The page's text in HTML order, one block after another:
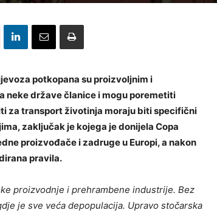
potkopana su proizvoljnim i
neke države članice i mogu poremetiti
za transport životinja moraju biti specifični
zaključak je kojega je donijela Copa
proizvođače i zadruge u Europi, a nakon
pravila.
proizvodnje i prehrambene industrije. Bez
je sve veća depopulacija. Upravo stočarska